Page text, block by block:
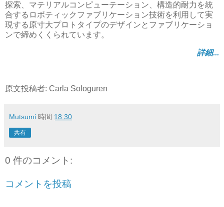
探索、マテリアルコンピューテーション、構造的耐力を統
合するロボティックファブリケーション技術を利用して実
現する原寸大プロトタイプのデザインとファブリケーショ
ンで締めくくられています。
詳細...
原文投稿者: Carla Sologuren
Mutsumi 時間 18:30
共有
0 件のコメント:
コメントを投稿